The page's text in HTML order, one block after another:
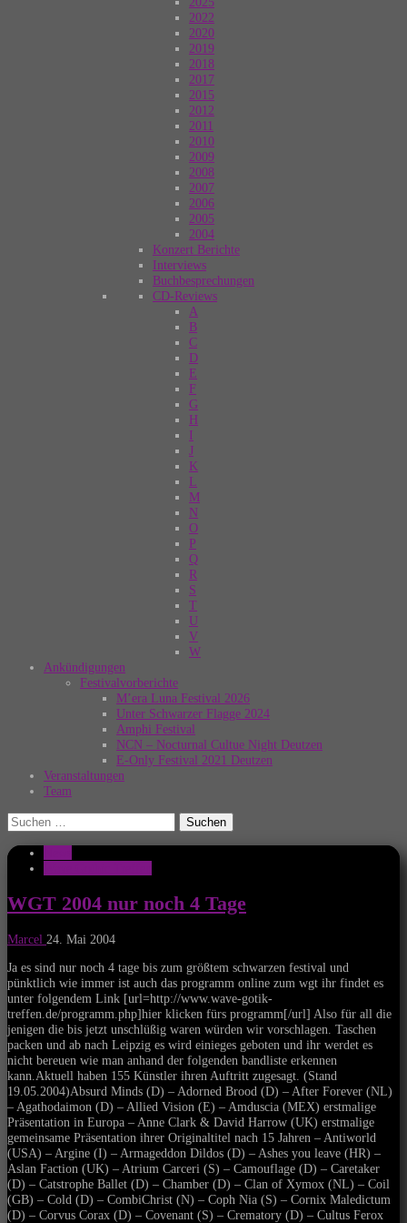
2022
2020
2019
2018
2017
2015
2012
2011
2010
2009
2008
2007
2006
2005
2004
Konzert Berichte
Interviews
Buchbesprechungen
CD-Reviews
A
B
C
D
E
F
G
H
I
J
K
L
M
N
O
P
Q
R
S
T
U
V
W
Ankündigungen
Festivalvorberichte
M’era Luna Festival 2026
Unter Schwarzer Flagge 2024
Amphi Festival
NCN – Nocturnal Cultue Night Deutzen
E-Only Festival 2021 Deutzen
Veranstaltungen
Team
Suchen
nach:
WGT 2004 nur noch 4 Tage
Marcel 24. Mai 2004
Ja es sind nur noch 4 tage bis zum größtem schwarzen festival und
pünktlich wie immer ist auch das programm online zum wgt ihr findet es
unter folgendem Link [url=http://www.wave-gotik-
treffen.de/programm.php]hier klicken fürs programm[/url] Also für all die
jenigen die bis jetzt unschlüßig waren würden wir vorschlagen. Taschen
packen und ab nach Leipzig es wird einieges geboten und ihr werdet es
nicht bereuen wie man anhand der folgenden bandliste erkennen
kann.Aktuell haben 155 Künstler ihren Auftritt zugesagt. (Stand
19.05.2004)Absurd Minds (D) – Adorned Brood (D) – After Forever (NL)
– Agathodaimon (D) – Allied Vision (E) – Amduscia (MEX) erstmalige
Präsentation in Europa – Anne Clark & David Harrow (UK) erstmalige
gemeinsame Präsentation ihrer Originaltitel nach 15 Jahren – Antiworld
(USA) – Argine (I) – Armageddon Dildos (D) – Ashes you leave (HR) –
Aslan Faction (UK) – Atrium Carceri (S) – Camouflage (D) – Caretaker
(D) – Catstrophe Ballet (D) – Chamber (D) – Clan of Xymox (NL) – Coil
(GB) – Cold (D) – CombiChrist (N) – Coph Nia (S) – Cornix Maledictum
(D) – Corvus Corax (D) – Covenant (S) – Crematory (D) – Cultus Ferox